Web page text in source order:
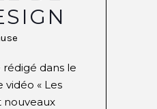
dans le
vidéo « Les
nouveaux